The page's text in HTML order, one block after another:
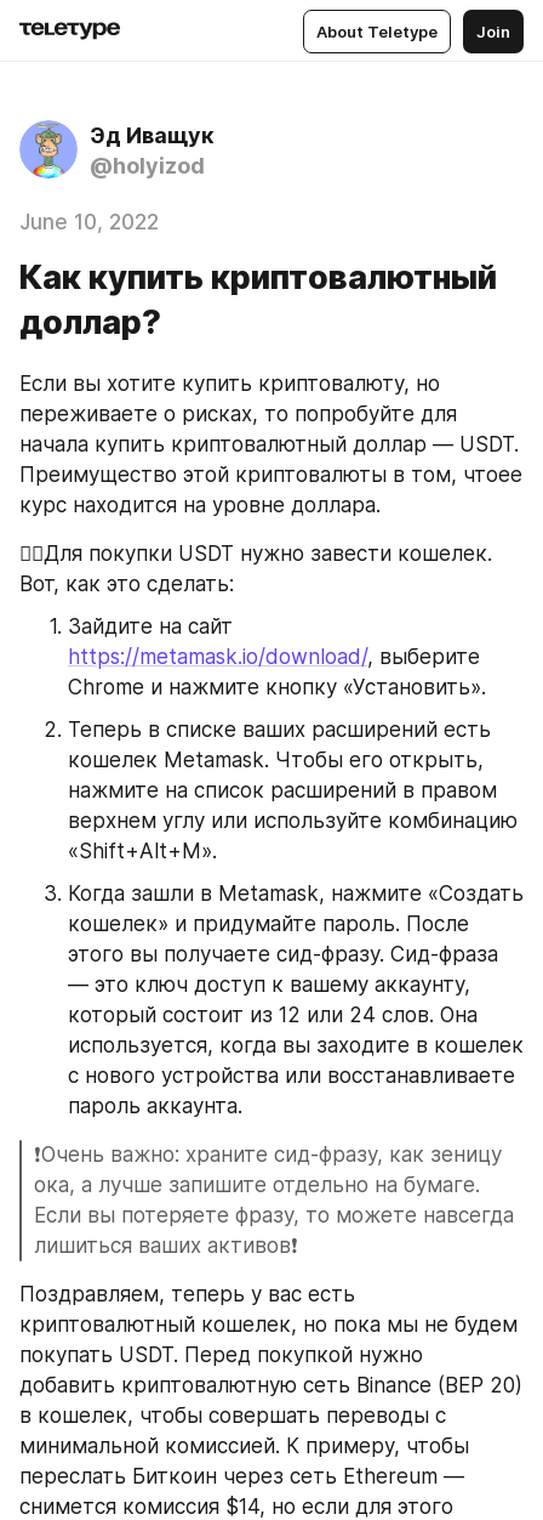
About Teletype Join
Эд Иващук
@holyizod
June 10, 2022
Как купить криптовалютный
доллар?
Если вы хотите купить криптовалюту, но
переживаете о рисках, то попробуйте для
начала купить криптовалютный доллар — USDT.
Преимущество этой криптовалюты в том, чтоее
курс находится на уровне доллара.
👉🏻Для покупки USDT нужно завести кошелек.
Вот, как это сделать:
https://metamask.io/download/, выберите
Chrome и нажмите кнопку «Установить».
Теперь в списке ваших расширений есть
кошелек Metamask. Чтобы его открыть,
нажмите на список расширений в правом
верхнем углу или используйте комбинацию
«Shift+Alt+М».
Когда зашли в Metamask, нажмите «Создать
кошелек» и придумайте пароль. После
этого вы получаете сид-фразу. Сид-фраза
— это ключ доступ к вашему аккаунту,
который состоит из 12 или 24 слов. Она
используется, когда вы заходите в кошелек
с нового устройства или восстанавливаете
пароль аккаунта.
❗️Очень важно: храните сид-фразу, как зеницу
ока, а лучше запишите отдельно на бумаге.
Если вы потеряете фразу, то можете навсегда
лишиться ваших активов❗️
Поздравляем, теперь у вас есть
криптовалютный кошелек, но пока мы не будем
покупать USDT. Перед покупкой нужно
добавить криптовалютную сеть Binance (BEP 20)
в кошелек, чтобы совершать переводы с
минимальной комиссией. К примеру, чтобы
переслать Биткоин через сеть Ethereum —
снимется комиссия $14, но если для этого